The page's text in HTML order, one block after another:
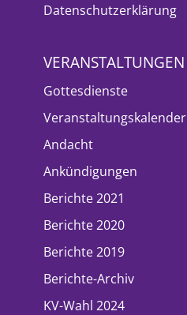
Datenschutzerklärung
VERANSTALTUNGEN
Gottesdienste
Veranstaltungskalender
Andacht
Ankündigungen
Berichte 2021
Berichte 2020
Berichte 2019
Berichte-Archiv
KV-Wahl 2024